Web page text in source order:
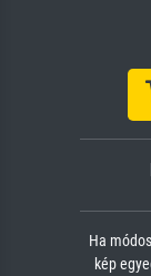
Ha
kép